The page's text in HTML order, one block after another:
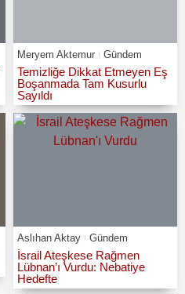
Meryem Aktemur Gündem
Temizliğe Dikkat Etmeyen Eş
Boşanmada Tam Kusurlu
Sayıldı
Aslıhan Aktay Gündem
İsrail Ateşkese Rağmen
Lübnan’ı Vurdu: Nebatiye
Hedefte